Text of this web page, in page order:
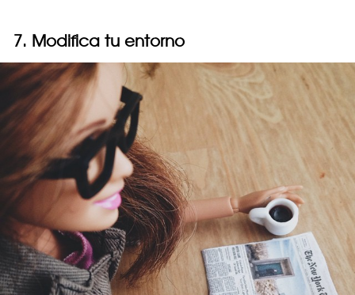
7. Modifica tu entorno